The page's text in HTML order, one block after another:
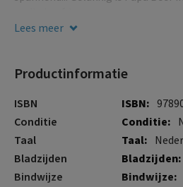
Lees meer
Productinformatie
Meer
informatie
ISBN
Conditie
Taal
Bladzijden
Bindwijze